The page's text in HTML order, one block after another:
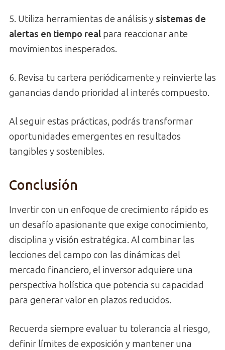
5. Utiliza herramientas de análisis y sistemas de
alertas en tiempo real para reaccionar ante
movimientos inesperados.
6. Revisa tu cartera periódicamente y reinvierte las
ganancias dando prioridad al interés compuesto.
Al seguir estas prácticas, podrás transformar
oportunidades emergentes en resultados
tangibles y sostenibles.
Conclusión
Invertir con un enfoque de crecimiento rápido es
un desafío apasionante que exige conocimiento,
disciplina y visión estratégica. Al combinar las
lecciones del campo con las dinámicas del
mercado financiero, el inversor adquiere una
perspectiva holística que potencia su capacidad
para generar valor en plazos reducidos.
Recuerda siempre evaluar tu tolerancia al riesgo,
definir límites de exposición y mantener una